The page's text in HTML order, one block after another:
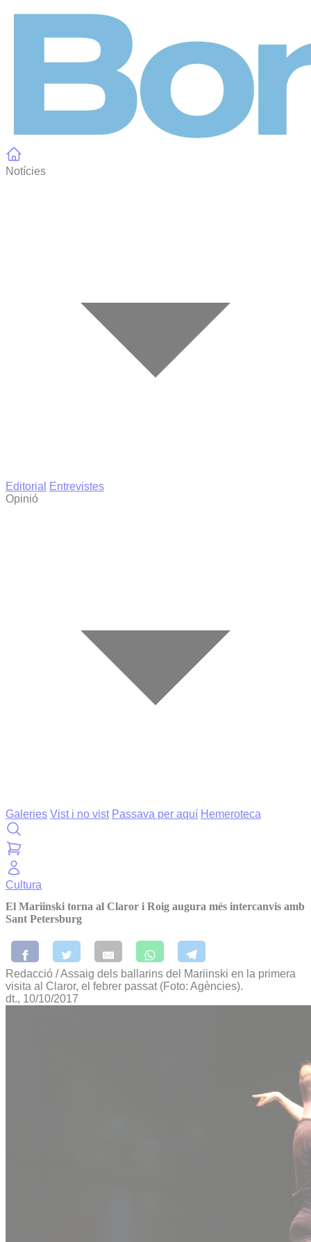
Notícies
Editorial
Entrevistes
Opinió
Galeries Vist i no vist Passava per aquí Hemeroteca
Cultura
El Mariinski torna al Claror i Roig augura més intercanvis amb
Sant Petersburg
Redacció / Assaig dels ballarins del Mariinski en la primera
visita al Claror, el febrer passat (Foto: Agències).
dt., 10/10/2017